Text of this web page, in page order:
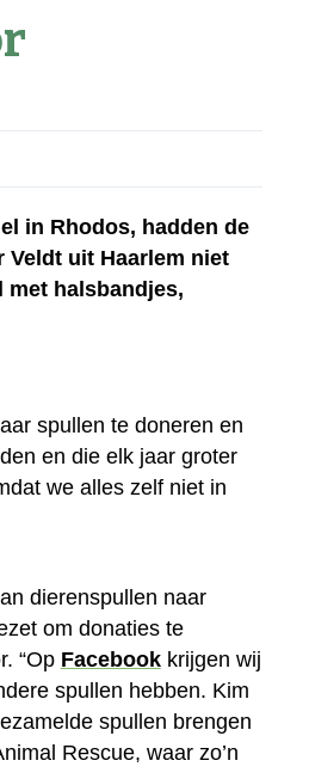
in Rhodos, hadden de
uit Haarlem niet
halsbandjes,
spullen te doneren en
en die elk jaar groter
we alles zelf niet in
dierenspullen naar
om donaties te
“Op Facebookkrijgen wij
spullen hebben. Kim
spullen brengen
Rescue, waar zo’n